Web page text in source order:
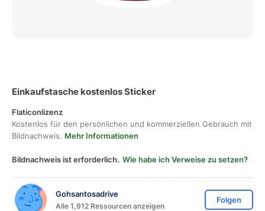
Einkaufstasche kostenlos Sticker
Flaticonlizenz
Kostenlos für den persönlichen und kommerziellen Gebrauch mit
Bildnachweis. Mehr Informationen
Bildnachweis ist erforderlich. Wie habe ich Verweise zu setzen?
Gohsantosadrive
Alle 1,912 Ressourcen anzeigen
Folgen